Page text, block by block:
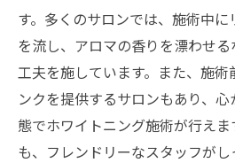
す。多くのサロンでは、施術中
を流し、アロマの香りを漂わせ
工夫を施しています。また、施術
ンクを提供するサロンもあり、
態でホワイトニング施術が行え
も、フレンドリーなスタッフが